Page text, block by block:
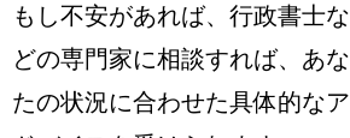
もし不安があれば、行政書士な
どの専門家に相談すれば、あな
たの状況に合わせた具体的なア